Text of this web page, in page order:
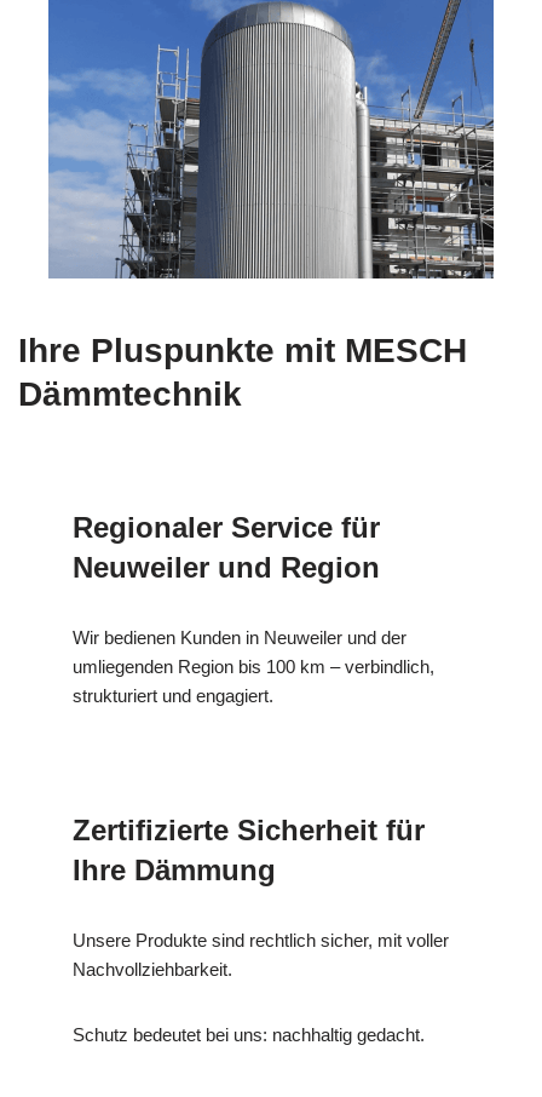
Ihre Pluspunkte mit MESCH
Dämmtechnik
Regionaler Service für
Neuweiler und Region
Wir bedienen Kunden in Neuweiler und der
umliegenden Region bis 100 km – verbindlich,
strukturiert und engagiert.
Zertifizierte Sicherheit für
Ihre Dämmung
Unsere Produkte sind rechtlich sicher, mit voller
Nachvollziehbarkeit.
Schutz bedeutet bei uns: nachhaltig gedacht.